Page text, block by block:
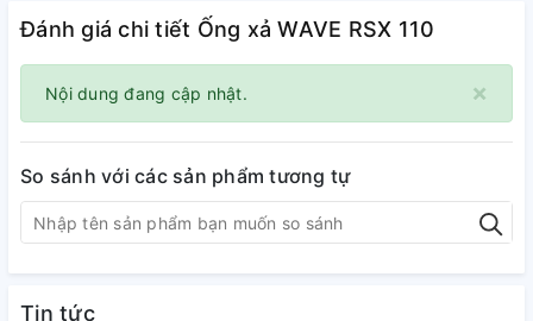
Đánh giá chi tiết Ống xả WAVE RSX 110
×
Nội dung đang cập nhật.
So sánh với các sản phẩm tương tự
Tin tức